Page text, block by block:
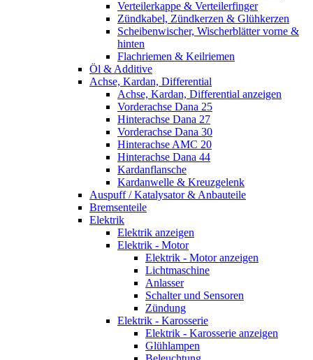
Verteilerkappe & Verteilerfinger
Zündkabel, Zündkerzen & Glühkerzen
Scheibenwischer, Wischerblätter vorne &
hinten
Flachriemen & Keilriemen
Öl & Additive
Achse, Kardan, Differential
Achse, Kardan, Differential anzeigen
Vorderachse Dana 25
Hinterachse Dana 27
Vorderachse Dana 30
Hinterachse AMC 20
Hinterachse Dana 44
Kardanflansche
Kardanwelle & Kreuzgelenk
Auspuff / Katalysator & Anbauteile
Bremsenteile
Elektrik
Elektrik anzeigen
Elektrik - Motor
Elektrik - Motor anzeigen
Lichtmaschine
Anlasser
Schalter und Sensoren
Zündung
Elektrik - Karosserie
Elektrik - Karosserie anzeigen
Glühlampen